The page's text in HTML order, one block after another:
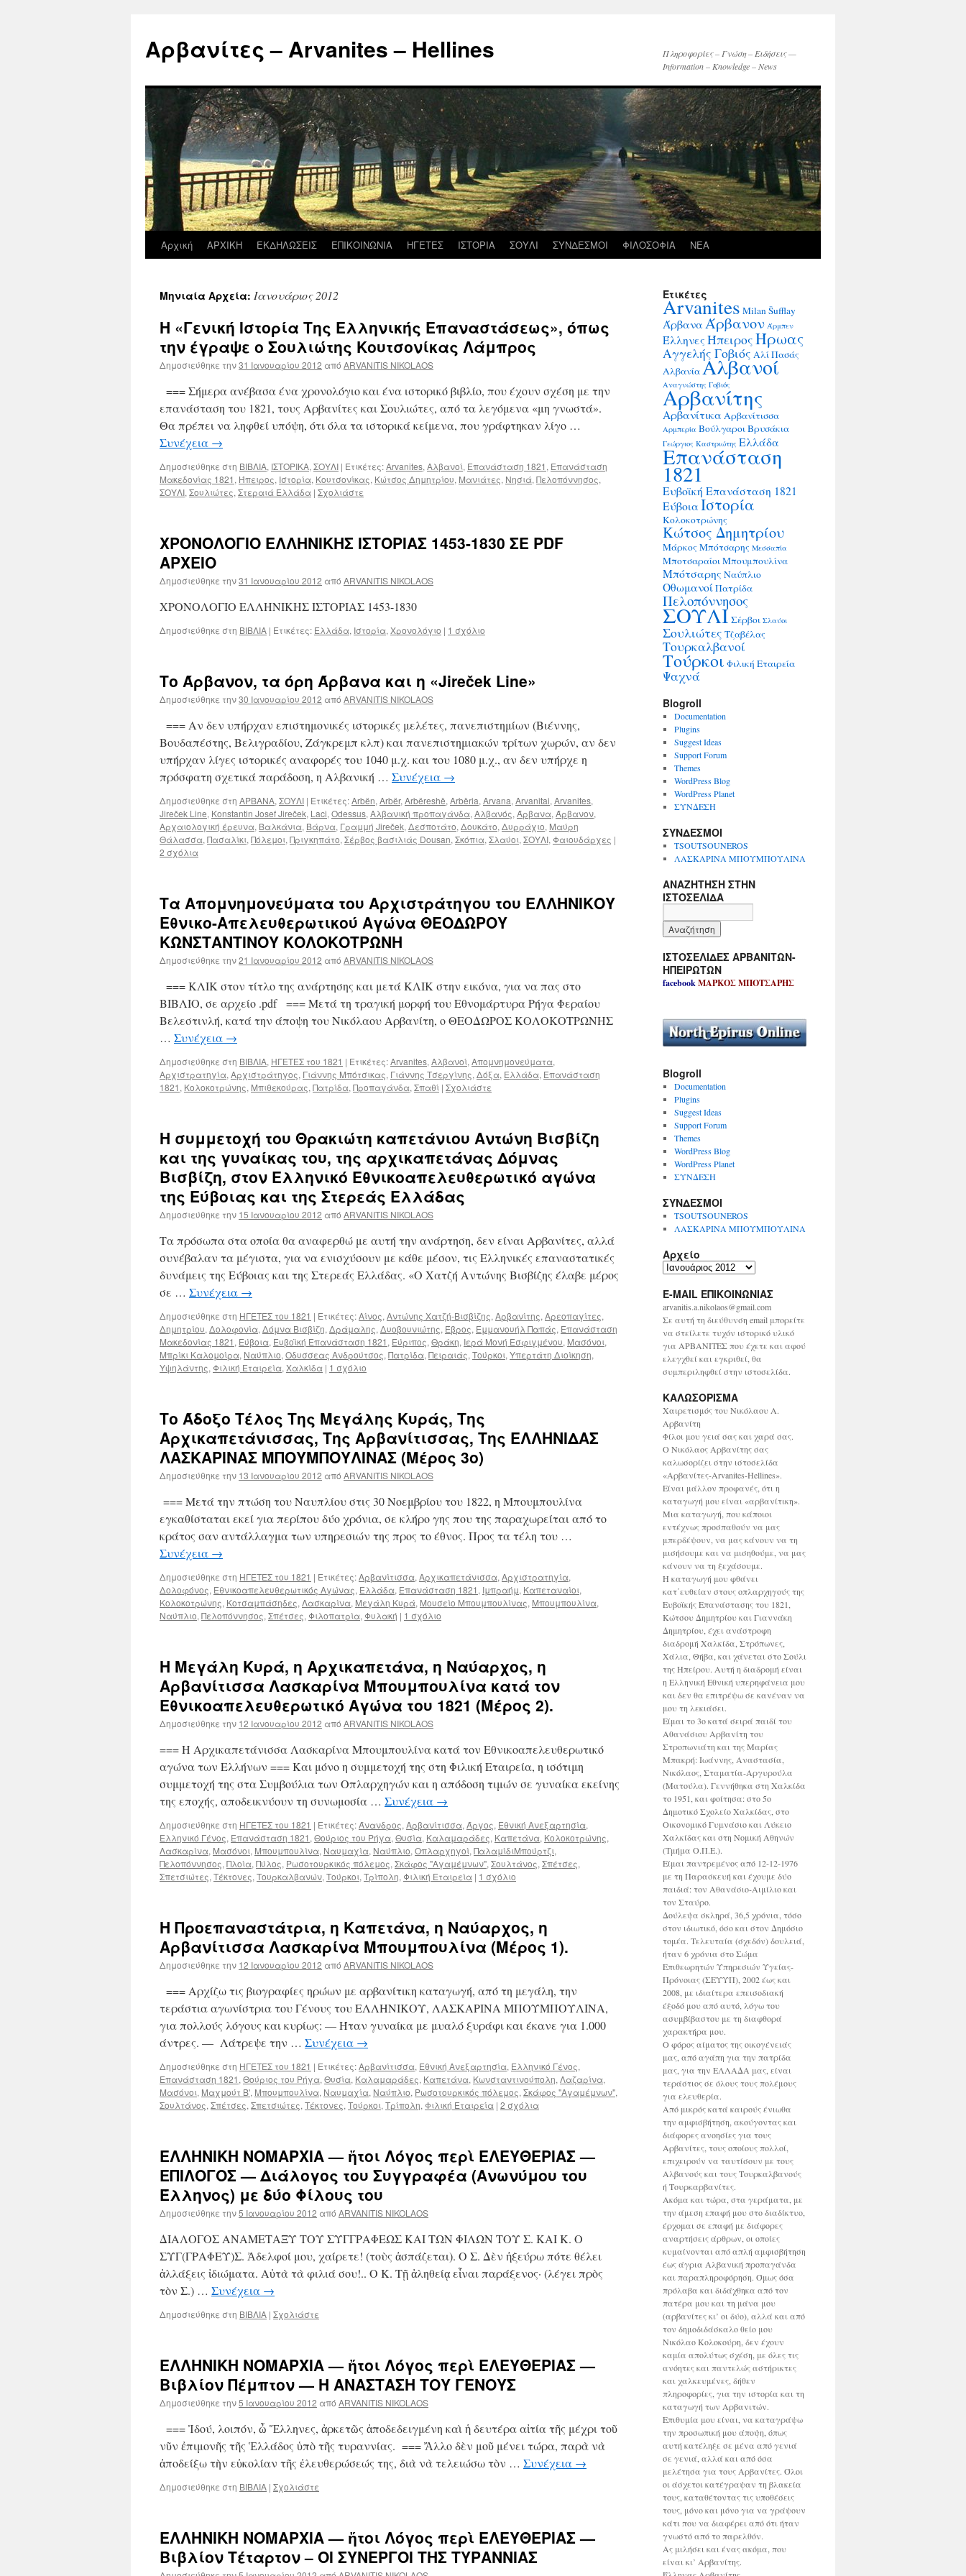
περιεχόμενο
Αρβανίτες – Arvanites – Hellines
Πληροφορίες – Γνώση – Ειδήσεις —
Information – Knowledge – News
Αρχική ΑΡΧΙΚΗ ΕΚΔΗΛΩΣΕΙΣ ΕΠΙΚΟΙΝΩΝΙΑ ΗΓΕΤΕΣ ΙΣΤΟΡΙΑ ΣΟΥΛΙ ΣΥΝΔΕΣΜΟΙ ΦΙΛΟΣΟΦΙΑ ΝΕΑ
Μηνιαία Αρχεία: Ιανουάριος 2012
Η «Γενική Ιστορία Της Ελληνικής Επαναστάσεως», όπως
την έγραψε ο Σουλιώτης Κουτσονίκας Λάμπρος
Δημοσιεύθηκε την31 Ιανουαρίου 2012 από ARVANITIS NIKOLAOS
=== Σήμερα ανέβασα ένα χρονολόγιο και ένα ιστορικό βιβλίο, που έχουν σχέση με την
επανάσταση του 1821, τους Αρβανίτες και Σουλιώτες, από τα λεγόμενα «μη γνωστά».
Θα πρέπει να ληφθεί υπόψη, ότι όλα τα ιστορικά κείμενα, που γράφτηκαν λίγο …
Συνέχεια →
Δημοσιεύθηκε στη ΒΙΒΛΙΑ, ΙΣΤΟΡΙΚΑ, ΣΟΥΛΙ | Ετικέτες:Arvanites, Αλβανοί, Επανάσταση 1821 , Επανάσταση
Μακεδονίας 1821 , Ήπειρος, Ιστορία, Κουτσονίκας, Κώτσος Δημητρίου, Μανιάτες, Νησιά, Πελοπόννησος,
ΣΟΥΛΙ, Σουλιώτες, Στεραιά Ελλάδα | Σχολιάστε
ΧΡΟΝΟΛΟΓΙΟ ΕΛΛΗΝΙΚΗΣ ΙΣΤΟΡΙΑΣ 1453-1830 ΣΕ PDF
ΑΡΧΕΙΟ
Δημοσιεύθηκε την31 Ιανουαρίου 2012 από ARVANITIS NIKOLAOS
ΧΡΟΝΟΛΟΓΙΟ ΕΛΛΗΝΙΚΗΣ ΙΣΤΟΡΙΑΣ 1453-1830
Δημοσιεύθηκε στη ΒΙΒΛΙΑ | Ετικέτες: Ελλάδα, Ιστορία, Χρονολόγιο | 1 σχόλιο
Το Άρβανον, τα όρη Άρβανα και η «Jireček Line»
Δημοσιεύθηκε την30 Ιανουαρίου 2012 από ARVANITIS NIKOLAOS
=== Αν δεν υπήρχαν επιστημονικές ιστορικές μελέτες, πανεπιστημίων (Βιέννης,
Βουδαπέστης, Βελιγραδίου, Ζάγκρεμπ κλπ) και πανεπιστημιακών τρίτων χωρών, αν δεν
υπήρχαν λίγες ιστορικές αναφορές του 1040 μ.χ. και του 1080 μ.χ., αν δεν υπήρχε η
πρόσφατη σχετικά παράδοση, η Αλβανική … Συνέχεια →
Δημοσιεύθηκε στη ΑΡΒΑΝΑ, ΣΟΥΛΙ | Ετικέτες:Arbën, Arbër, Arbëreshë, Arbëria, Arvana, Arvanitai, Arvanites,
Jireček Line, Konstantin Josef Jireček, Laci, Odessus, Αλβανική προπαγάνδα, Αλβανός, Άρβανα, Άρβανον,
Αρχαιολογική έρευνα, Βαλκάνια, Βάρνα, Γραμμή Jireček, Δεσποτάτο, Δουκάτο, Δυρράχιο, Μαύρη
Θάλασσα, Πασαλίκι, Πόλεμοι, Πριγκηπάτο, Σέρβος βασιλιάς Dousan, Σκόπια, Σλαύοι, ΣΟΥΛΙ, Φαιουδάρχες |
2 σχόλια
Τα Απομνημονεύματα του Αρχιστράτηγου του ΕΛΛΗΝΙΚΟΥ
Εθνικο-Απελευθερωτικού Αγώνα ΘΕΟΔΩΡΟΥ
ΚΩΝΣΤΑΝΤΙΝΟΥ ΚΟΛΟΚΟΤΡΩΝΗ
Δημοσιεύθηκε την21 Ιανουαρίου 2012 από ARVANITIS NIKOLAOS
=== ΚΛΙΚ στον τίτλο της ανάρτησης και μετά ΚΛΙΚ στην εικόνα, για να πας στο
ΒΙΒΛΙΟ, σε αρχείο .pdf === Μετά τη τραγική μορφή του Εθνομάρτυρα Ρήγα Φεραίου
Βελεστινλή, κατά την άποψη του Νικόλαου Αρβανίτη, ο ΘΕΟΔΩΡΟΣ ΚΟΛΟΚΟΤΡΩΝΗΣ
… Συνέχεια →
Δημοσιεύθηκε στη ΒΙΒΛΙΑ, ΗΓΕΤΕΣ του 1821 | Ετικέτες:Arvanites, Αλβανοί, Απομνημονεύματα,
Αρχιστρατηγία, Αρχιστράτηγος, Γιάννης Μπότσικας, Γιάννης Τσεργίνης, Δόξα, Ελλάδα, Επανάσταση
1821 , Κολοκοτρώνης, Μπιθεκούρας, Πατρίδα, Προπαγάνδα, Σπαθί | Σχολιάστε
Η συμμετοχή του Θρακιώτη καπετάνιου Αντώνη Βισβίζη
και της γυναίκας του, της αρχικαπετάνας Δόμνας
Βισβίζη, στον Ελληνικό Εθνικοαπελευθερωτικό αγώνα
της Εύβοιας και της Στερεάς Ελλάδας
Δημοσιεύθηκε την 15 Ιανουαρίου 2012 από ARVANITIS NIKOLAOS
Τα πρόσωπα στα οποία θα αναφερθώ με αυτή την ανάρτηση, δεν είναι Αρβανίτες, αλλά
συνέβαλαν τα μέγιστα, για να ενισχύσουν με κάθε μέσον, τις Ελληνικές επαναστατικές
δυνάμεις της Εύβοιας και της Στερεάς Ελλάδας. «Ο Χατζή Αντώνης Βισβίζης έλαβε μέρος
σε … Συνέχεια →
Δημοσιεύθηκε στη ΗΓΕΤΕΣ του 1821 | Ετικέτες:Αίνος, Αντώνης Χατζή-Βισβίζης, Αρβανίτης, Αρεοπαγίτες,
Δημητρίου, Δολοφονία, Δόμνα Βισβίζη, Δράμαλης, Δυοβουνιώτης, Έβρος, Εμμανουήλ Παπάς, Επανάσταση
Μακεδονίας 1821 , Εύβοια, Ευβοϊκή Επανάσταση 1821 , Εύριπος, Θράκη, Ιερά Μονή Εσφιγμένου, Μασόνοι,
Μπρίκι Καλομοίρα, Ναύπλιο, Οδυσσεας Ανδρούτσος, Πατρίδα, Πειραιάς, Τούρκοι, Υπερτάτη Διοίκηση,
Υψηλάντης, Φιλική Εταιρεία, Χαλκίδα | 1 σχόλιο
Το Άδοξο Τέλος Της Μεγάλης Κυράς, Της
Αρχικαπετάνισσας, Της Αρβανίτισσας, Της ΕΛΛΗΝΙΔΑΣ
ΛΑΣΚΑΡΙΝΑΣ ΜΠΟΥΜΠΟΥΛΙΝΑΣ (Μέρος 3ο)
Δημοσιεύθηκε την 13 Ιανουαρίου 2012 από ARVANITIS NIKOLAOS
=== Μετά την πτώση του Ναυπλίου στις 30 Νοεμβρίου του 1822, η Μπουμπουλίνα
εγκαθίσταται εκεί για περίπου δύο χρόνια, σε κλήρο γης που της παραχωρείται από το
κράτος σαν αντάλλαγμα των υπηρεσιών της προς το έθνος. Προς τα τέλη του …
Συνέχεια →
Δημοσιεύθηκε στη ΗΓΕΤΕΣ του 1821 | Ετικέτες:Αρβανίτισσα, Αρχικαπετάνισσα, Αρχιστρατηγία,
Δολοφόνος, Εθνικοαπελευθερωτικός Αγώνας, Ελλάδα, Επανάσταση 1821 , Ιμπραήμ, Καπεταναίοι,
Κολοκοτρώνης, Κοτσαμπάσηδες, Λασκαρίνα, Μεγάλη Κυρά, Μουσείο Μπουμπουλίνας, Μπουμπουλίνα,
Ναύπλιο, Πελοπόννησος, Σπέτσες, Φιλοπατρία, Φυλακή | 1 σχόλιο
Η Μεγάλη Κυρά, η Αρχικαπετάνα, η Ναύαρχος, η
Αρβανίτισσα Λασκαρίνα Μπουμπουλίνα κατά τον
Εθνικοαπελευθερωτικό Αγώνα του 1821 (Μέρος 2).
Δημοσιεύθηκε την 12 Ιανουαρίου 2012 από ARVANITIS NIKOLAOS
=== Η Αρχικαπετάνισσα Λασκαρίνα Μπουμπουλίνα κατά τον Εθνικοαπελευθερωτικό
αγώνα των Ελλήνων === Και μόνο η συμμετοχή της στη Φιλική Εταιρεία, η ισότιμη
συμμετοχή της στα Συμβούλια των Οπλαρχηγών και η απόδοση τιμών σε γυναίκα εκείνης
της εποχής, αποδεικνύουν τη συνωμοσία … Συνέχεια →
Δημοσιεύθηκε στη ΗΓΕΤΕΣ του 1821 | Ετικέτες:Άνανδρος, Αρβανίτισσα, Άργος, Εθνική Ανεξαρτησία,
Ελληνικό Γένος, Επανάσταση 1821 , Θούριος του Ρήγα, Θυσία, Καλαμαράδες, Καπετάνα, Κολοκοτρώνης,
Λασκαρίνα, Μασόνοι, Μπουμπουλίνα, Ναυμαχία, Ναύπλιο, Οπλαρχηγοί, ΠαλαμίδιΜπούρτζι,
Πελοπόννησος, Πλοία, Πύλος, Ρωσοτουρκικός πόλεμος, Σκάφος "Αγαμέμνων", Σουλτάνος, Σπέτσες,
Σπετσιώτες, Τέκτονες, Τουρκαλβανών, Τούρκοι, Τρίπολη, Φιλική Εταιρεία | 1 σχόλιο
Η Προεπαναστάτρια, η Καπετάνα, η Ναύαρχος, η
Αρβανίτισσα Λασκαρίνα Μπουμπουλίνα (Μέρος 1).
Δημοσιεύθηκε την 12 Ιανουαρίου 2012 από ARVANITIS NIKOLAOS
=== Αρχίζω τις βιογραφίες ηρώων με αρβανίτικη καταγωγή, από τη μεγάλη, την
τεράστια αγωνίστρια του Γένους του ΕΛΛΗΝΙΚΟΥ, ΛΑΣΚΑΡΙΝΑ ΜΠΟΥΜΠΟΥΛΙΝΑ,
για πολλούς λόγους και κυρίως: — Ήταν γυναίκα με μυαλό ξυράφι και έκανε για 1.000
άντρες. — Λάτρεψε την … Συνέχεια →
Δημοσιεύθηκε στη ΗΓΕΤΕΣ του 1821 | Ετικέτες:Αρβανίτισσα, Εθνική Ανεξαρτησία, Ελληνικό Γένος,
Επανάσταση 1821 , Θούριος του Ρήγα, Θυσία, Καλαμαράδες, Καπετάνα, Κωνσταντινούπολη, Λαζαρίνα,
Μασόνοι, Μαχμούτ Β', Μπουμπουλίνα, Ναυμαχία, Ναύπλιο, Ρωσοτουρκικός πόλεμος, Σκάφος "Αγαμέμνων",
Σουλτάνος, Σπέτσες, Σπετσιώτες, Τέκτονες, Τούρκοι, Τρίπολη, Φιλική Εταιρεία | 2 σχόλια
ΕΛΛΗΝΙΚΗ ΝΟΜΑΡΧΙΑ — ἤτοι Λόγος περὶ ΕΛΕΥΘΕΡΙΑΣ —
ΕΠΙΛΟΓΟΣ — Διάλογος του Συγγραφέα (Ανωνύμου του
Έλληνος) με δύο Φίλους του
Δημοσιεύθηκε την5 Ιανουαρίου 2012 από ARVANITIS NIKOLAOS
ΔΙΑΛΟΓΟΣ ΑΝΑΜΕΤΑΞΥ ΤΟΥ ΣΥΓΓΡΑΦΕΩΣ ΚΑΙ ΤΩΝ ΦΙΛΩΝ ΤΟΥ Σ. ΚΑΙ Κ. Ο
ΣΥΓ(ΓΡΑΦΕΥ)Σ. Ἀδελφοί μου, χαίρετε! (τοὺς ἀσπάζεται). Ο Σ. Δὲν ἠξεύρω πότε θέλει
ἀλλάξεις ἰδιώματα. Αὐτὰ τὰ φιλιά σου!.. Ο Κ. Τῇ ἀληθείᾳ εἶναι παράξενος· (λέγει πρὸς
τὸν Σ.) … Συνέχεια →
Δημοσιεύθηκε στη ΒΙΒΛΙΑ | Σχολιάστε
ΕΛΛΗΝΙΚΗ ΝΟΜΑΡΧΙΑ — ἤτοι Λόγος περὶ ΕΛΕΥΘΕΡΙΑΣ —
Βιβλίον Πέμπτον — Η ΑΝΑΣΤΑΣΗ ΤΟΥ ΓΕΝΟΥΣ
Δημοσιεύθηκε την5 Ιανουαρίου 2012 από ARVANITIS NIKOLAOS
=== Ἰδού, λοιπόν, ὦ Ἕλληνες, ἀρκετῶς ἀποδεδειγμένη καὶ ἡ δευτέρα αἰτία τῆς μέχρι τοῦ
νῦν ἐπιμονῆς τῆς Ἑλλάδος ὑπὸ τῆς τυραννίας. === Ἄλλο δὲν μοῦ μένει τώρα, παρὰ νὰ
ἀποδείξω τὴν εὐκολίαν τῆς ἐλευθερώσεώς της, διὰ νὰ τελειώσω τὸν … Συνέχεια →
Δημοσιεύθηκε στη ΒΙΒΛΙΑ | Σχολιάστε
ΕΛΛΗΝΙΚΗ ΝΟΜΑΡΧΙΑ — ἤτοι Λόγος περὶ ΕΛΕΥΘΕΡΙΑΣ —
Βιβλίον Τέταρτον – ΟΙ ΣΥΝΕΡΓΟΙ ΤΗΣ ΤΥΡΑΝΝΙΑΣ
Ετικέτες
Arvanites Milan Šufflay
Άρβανα Άρβανον Άρμπεν
Έλληνες ΉπειροςΉρωας
Αγγελής Γοβιός Αλί Πασάς
ΑλβανίαΑλβανοί
Αναγνώστης Γοβιός
Αρβανίτης
Αρβανίτικα Αρβανίτισσα
Αρμπερία ΒούλγαροιΒρυσάκια
Γεώργιος Καστριώτης Ελλάδα
Επανάσταση
1821
Ευβοϊκή Επανάσταση 1821
Εύβοια Ιστορία
Κολοκοτρώνης
Κώτσος Δημητρίου
Μάρκος Μπότσαρης Μεσσαπία
ΜποτσαραίοιΜπουμπουλίνα
Μπότσαρης Ναύπλιο
ΟθωμανοίΠατρίδα
Πελοπόννησος
ΣΟΥΛΙ Σέρβοι Σλαύοι
Σουλιώτες Τζαβέλας
Τουρκαλβανοί
Τούρκοι Φιλική Εταιρεία
Ψαχνά
Blogroll
Documentation
Plugins
Suggest Ideas
Support Forum
Themes
WordPress Blog
WordPress Planet
ΣΥΝΔΕΣΗ
ΣΥΝΔΕΣΜΟΙ
TSOUTSOUNEROS
ΛΑΣΚΑΡΙΝΑ ΜΠΟΥΜΠΟΥΛΙΝΑ
ΑΝΑΖΗΤΗΣΗ ΣΤΗΝ
ΙΣΤΟΣΕΛΙΔΑ
ΙΣΤΟΣΕΛΙΔΕΣ ΑΡΒΑΝΙΤΩΝ-
ΗΠΕΙΡΩΤΩΝ
facebookΜΑΡΚΟΣ ΜΠΟΤΣΑΡΗΣ
Blogroll
Documentation
Plugins
Suggest Ideas
Support Forum
Themes
WordPress Blog
WordPress Planet
ΣΥΝΔΕΣΗ
ΣΥΝΔΕΣΜΟΙ
TSOUTSOUNEROS
ΛΑΣΚΑΡΙΝΑ ΜΠΟΥΜΠΟΥΛΙΝΑ
Αρχείο
Α
χ
ε
ί
ο
E-MAIL ΕΠΙΚΟΙΝΩΝΙΑΣ
arvanitis.a.nikolaos@gmail.com
Σε αυτή τη διεύθυνση email μπορείτε
να στείλετε τυχόν ιστορικό υλικό
για ΑΡΒΑΝΙΤΕΣ που έχετε και αφού
ελεγχθεί και εγκριθεί, θα
συμπεριληφθεί στην ιστοσελίδα.
ΚΑΛΩΣΟΡΙΣΜΑ
Χαιρετισμός του Νικόλαου Α.
Αρβανίτη
Φίλοι μου γειά σας και χαρά σας.
Ο Νικόλαος Αρβανίτης σας
καλωσορίζει στην ιστοσελίδα
«Αρβανίτες-Arvanites-Hellines».
Είναι μάλλον προφανές, ότι η
καταγωγή μου είναι «αρβανίτικη».
Μια καταγωγή, που κάποιοι
εντέχνως προσπαθούν να μας
μπερδέψουν, να μας κάνουν να τη
μισήσουμε και να μισηθούμε, να μας
κάνουν να τη ξεχάσουμε.
Η καταγωγή μου φθάνει
κατ΄ευθείαν στους οπλαρχηγούς της
Ευβοϊκής Επανάστασης του 1821,
Κώτσου Δημητρίου και Γιαννάκη
Δημητρίου, έχει ανάστροφη
διαδρομή Χαλκίδα, Στρόπωνες,
Χάλια, Θήβα, και χάνεται στο Σούλι
της Ηπείρου. Αυτή η διαδρομή είναι
η Ελληνική Εθνική υπερηφάνεια μου
και δεν θα επιτρέψω σε κανέναν να
μου τη λεκιάσει.
Είμαι το 3ο κατά σειρά παιδί του
Αθανάσιου Αρβανίτη του
Στροπωνιάτη και της Μαρίας
Μπακρή: Ιωάννης, Αναστασία,
Νικόλαος, Σταματία-Αργυρούλα
(Ματούλα). Γεννήθηκα στη Χαλκίδα
το 1951, και φοίτησα: στο 5ο
Δημοτικό Σχολείο Χαλκίδας, στο
Οικονομικό Γυμνάσιο και Λύκειο
Χαλκίδας και στη Νομική Αθηνών
(Τμήμα Ο.Π.Ε.).
Είμαι παντρεμένος από 12-12-1976
με τη Παρασκευή και έχουμε δύο
παιδιά: τον Αθανάσιο-Αιμίλιο και
τον Σταύρο.
Δούλεψα σκληρά, 36,5 χρόνια, τόσο
στον ιδιωτικό, όσο και στον Δημόσιο
τομέα. Τελευταία (σχεδόν) δουλειά,
ήταν 6 χρόνια στο Σώμα
Επιθεωρητών Υπηρεσιών Υγείας-
Πρόνοιας (ΣΕΥΥΠ), 2002 έως και
2008, με ιδιαίτερα επεισοδιακή
έξοδό μου από αυτό, λόγω του
ασυμβίβαστου με τη διαφθορά
χαρακτήρα μου.
Ο φόρος αίματος της οικογένειάς
μας, από αγάπη για την πατρίδα
μας, για την ΕΛΛΑΔΑ μας, είναι
τεράστιος σε όλους τους πολέμους
για ελευθερία.
Από μικρός κατά καιρούς ένιωθα
την αμφισβήτηση, ακούγοντας και
διάφορες ανοησίες για τους
Αρβανίτες, τους οποίους πολλοί,
επιχειρούν να ταυτίσουν με τους
Αλβανούς και τους Τουρκαλβανούς
ή Τουρκαρβανίτες.
Ακόμα και τώρα, στα γεράματα, με
την άμεση επαφή μου στο διαδίκτυο,
έρχομαι σε επαφή με διάφορες
αναρτήσεις άρθρων, οι οποίες
κυμαίνονται από απλή αμφισβήτηση
έως άγρια Αλβανική προπαγάνδα
και παραπληροφόρηση. Όμως όσα
πρόλαβα και διδάχθηκα από τον
πατέρα μου και τη μάνα μου
(αρβανίτες κι’ οι δύο), αλλά και από
τον δημοδιδάσκαλο θείο μου
Νικόλαο Κολοκούρη, δεν έχουν
καμία απολύτως σχέση, με όλες τις
ανόητες και παντελώς αστήρικτες
και χαλκευμένες, δήθεν
πληροφορίες, για την ιστορία και τη
καταγωγή των Αρβανιτών.
Επιθυμία μου είναι, να καταγράψω
την προσωπική μου άποψη, όπως
αυτή κατέληξε σε μένα από γενιά
σε γενιά, αλλά και από όσα
μελέτησα για τους Αρβανίτες. Όλοι
οι άσχετοι κατέγραψαν τη βλακεία
τους, καταθέτοντας τις υποθέσεις
τους, μόνο και μόνο για να γράψουν
κάτι που να διαφέρει από ότι ήταν
γνωστό από το παρελθόν.
Ας μιλήσει και ένας ακόμα, που
είναι κι’ Αρβανίτης.